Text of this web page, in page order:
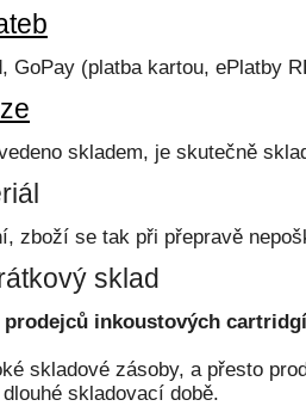
GoPay (platba kartou, ePlatby
skladem, je skutečně
zboží se tak při přepravě
sklad
inkoustových
skladové zásoby, a přesto
skladovací době.